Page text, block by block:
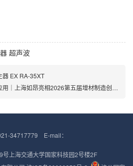
超声波
器 EX RA-35XT
｜上海如昂亮相2026第五届增材制造创新大会
34717779 E-mail：
上海交通大学国家科技园2号楼2F